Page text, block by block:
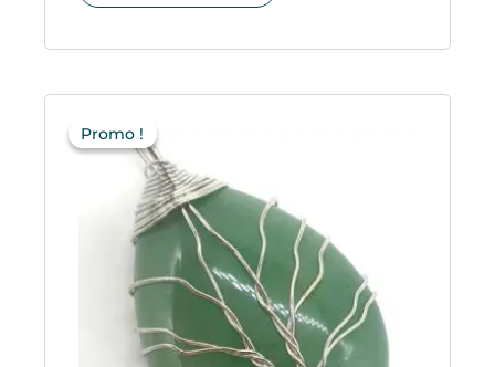
Promo !
Promo !prix
initial
était :
23.50€.
est :
11.75€.